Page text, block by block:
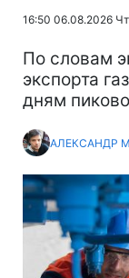
16:50 06.08.2026 Чт
По словам
экспорта
дням
АЛЕКСАНДР